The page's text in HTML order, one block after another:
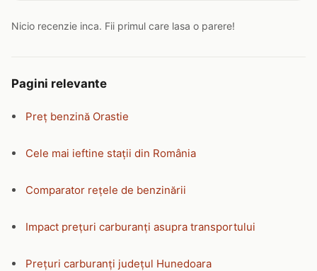
Nicio recenzie inca. Fii primul care lasa o parere!
Pagini relevante
Preț benzină Orastie
Cele mai ieftine stații din România
Comparator rețele de benzinării
Impact prețuri carburanți asupra transportului
Prețuri carburanți județul Hunedoara